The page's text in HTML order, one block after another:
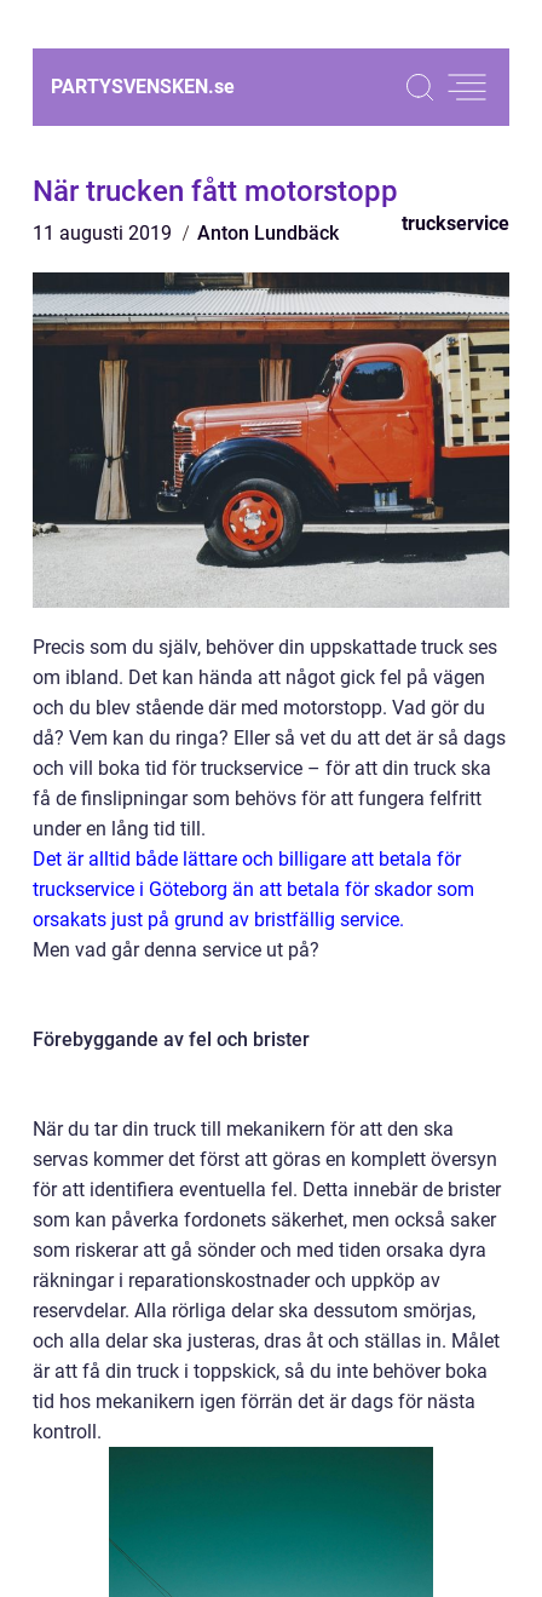
PARTYSVENSKEN.se
När trucken fått motorstopp
11 augusti 2019 Anton Lundbäck truckservice
Precis som du själv, behöver din uppskattade truck ses
om ibland. Det kan hända att något gick fel på vägen
och du blev stående där med motorstopp. Vad gör du
då? Vem kan du ringa? Eller så vet du att det är så dags
och vill boka tid för truckservice – för att din truck ska
få de finslipningar som behövs för att fungera felfritt
under en lång tid till.
Det är alltid både lättare och billigare att betala för
truckservice i Göteborg än att betala för skador som
orsakats just på grund av bristfällig service.
Men vad går denna service ut på?
Förebyggande av fel och brister
När du tar din truck till mekanikern för att den ska
servas kommer det först att göras en komplett översyn
för att identifiera eventuella fel. Detta innebär de brister
som kan påverka fordonets säkerhet, men också saker
som riskerar att gå sönder och med tiden orsaka dyra
räkningar i reparationskostnader och uppköp av
reservdelar. Alla rörliga delar ska dessutom smörjas,
och alla delar ska justeras, dras åt och ställas in. Målet
är att få din truck i toppskick, så du inte behöver boka
tid hos mekanikern igen förrän det är dags för nästa
kontroll.